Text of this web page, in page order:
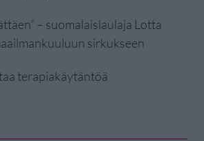
– suomalaislaulaja Lotta
sirkukseen
terapiakäytäntöä